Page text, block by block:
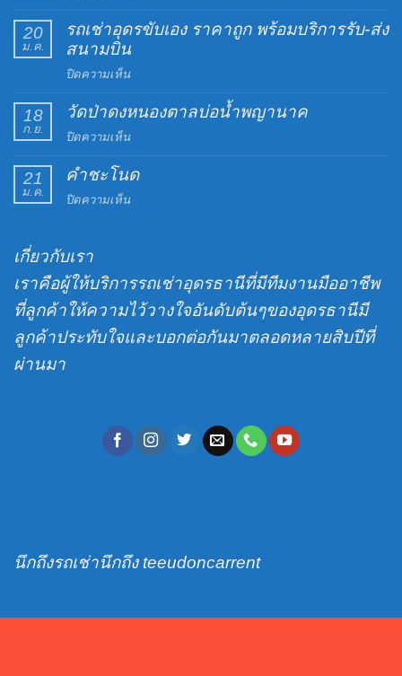
ของ
เช่า
20
ม.ค.
รถเช่าอุดรขับเอง ราคาถูก พร้อมบริการรับ-ส่ง
สนามบิน
ปิดความเห็นบน
เช่า
เอง
ถูก
ส่ง
สนาม
บิน
18
ก.ย.
วัดป่าดงหนองตาลบ่อน้ำพญานาค
ปิดความเห็นบน
ป่าดง
21
ม.ค.
คำชะโนด
ปิดความเห็นบน
เกี่ยวกับเรา
เราคือผู้ให้บริการรถเช่าอุดรธานีที่มีทีมงานมืออาชีพ
ที่ลูกค้าให้ความไว้วางใจอันดับต้นๆของอุดรธานีมี
ลูกค้าประทับใจและบอกต่อกันมาตลอดหลายสิบปีที่
ผ่านมา
นึกถึงรถเช่านึกถึง teeudoncarrent